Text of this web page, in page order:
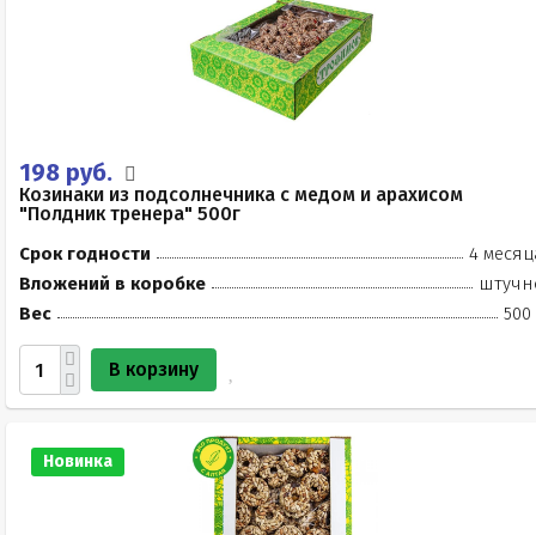
198 руб.
Козинаки из подсолнечника с медом и арахисом
"Полдник тренера" 500г
Срок годности
4
Вложений в коробке
Вес
500
В корзину
Новинка